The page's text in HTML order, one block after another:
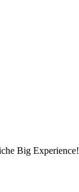
Big Experience!